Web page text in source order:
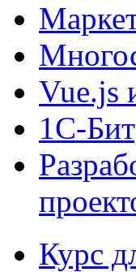
Vue.js
1С-
Курс